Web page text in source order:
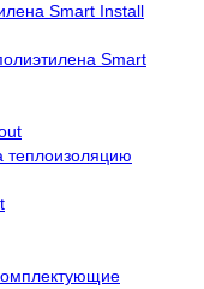
Smart Install
Smart
теплоизоляцию